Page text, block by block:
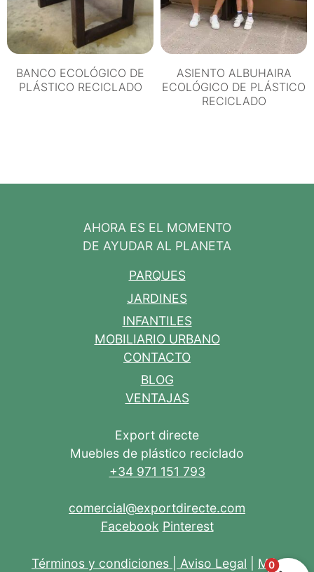
BANCO ECOLÓGICO DE
PLÁSTICO RECICLADO
ASIENTO ALBUHAIRA
ECOLÓGICO DE PLÁSTICO
RECICLADO
AHORA ES EL MOMENTO
DE AYUDAR AL PLANETA
PARQUES
JARDINES
INFANTILES
MOBILIARIO URBANO
CONTACTO
BLOG
VENTAJAS
Export directe
Muebles de plástico reciclado
+34 971 151 793
comercial@exportdirecte.com
Facebook Pinterest
Términos y condiciones Aviso Legal Más
0